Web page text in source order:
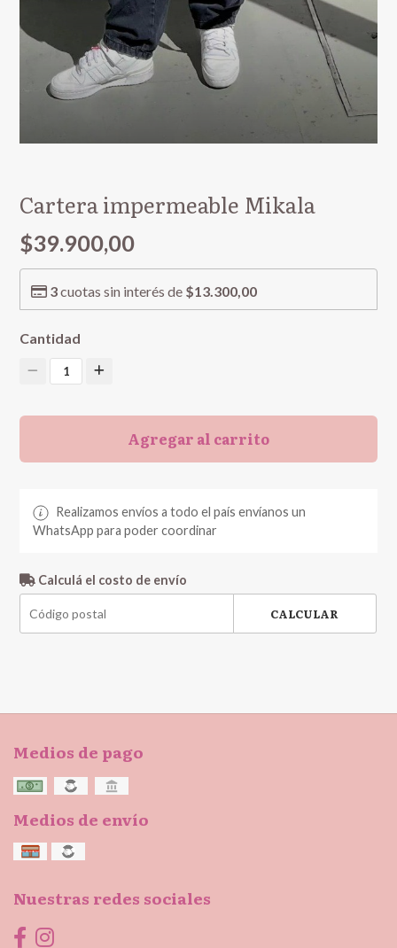
Cartera impermeable Mikala
$39.900,00
3cuotas sin interés de $13.300,00
Cantidad
1
Agregar al carrito
Realizamos envíos a todo el país envíanos un
WhatsApp para poder coordinar
Calculá el costo de envío
CALCULAR
Medios de pago
Medios de envío
Nuestras redes sociales